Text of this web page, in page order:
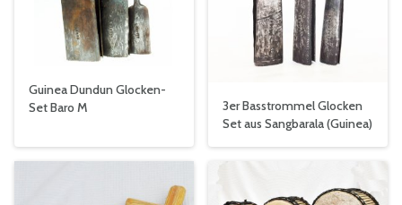
Guinea Dundun Glocken-
Set Baro M
3er Basstrommel Glocken
Set aus Sangbarala (Guinea)